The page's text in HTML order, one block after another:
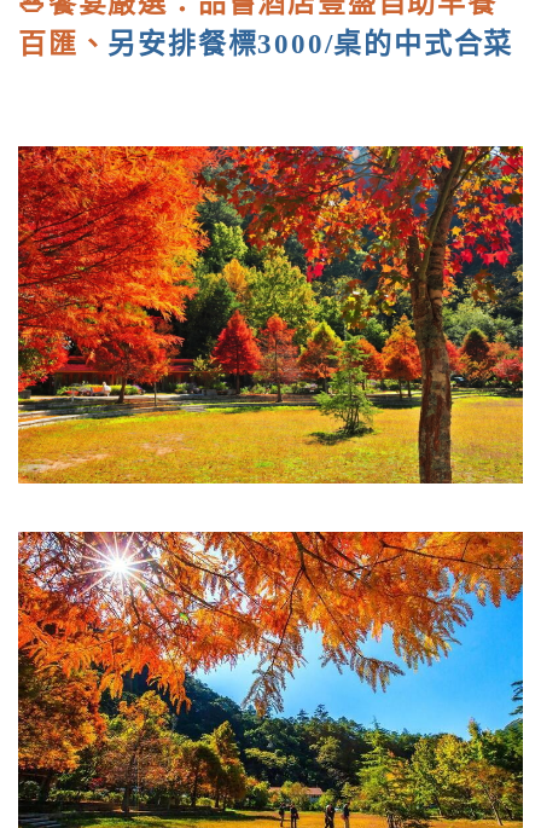
百匯、 另安排餐標3000/桌的中式合菜